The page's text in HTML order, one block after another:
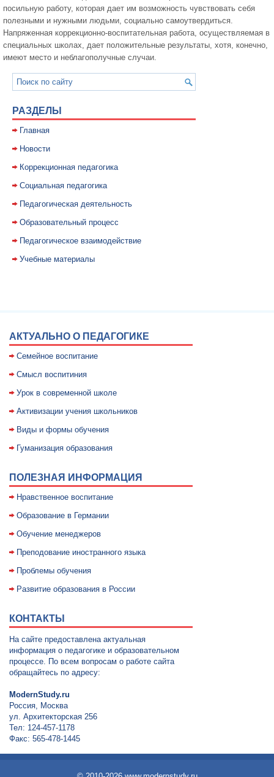
посильную работу, которая дает им возможность чувствовать себя
полезными и нужными людьми, социально самоутвердиться.
Напряженная коррекционно-воспитательная работа, осуществляемая в
специальных школах, дает положительные результаты, хотя, конечно,
имеют место и неблагополучные случаи.
РАЗДЕЛЫ
Главная
Новости
Коррекционная педагогика
Социальная педагогика
Педагогическая деятельность
Образовательный процесс
Педагогическое взаимодействие
Учебные материалы
АКТУАЛЬНО О ПЕДАГОГИКЕ
Семейное воспитание
Смысл воспитиния
Уpок в совpеменной школе
Активизации учения школьников
Виды и формы обучения
Гуманизация образования
ПОЛЕЗНАЯ ИНФОРМАЦИЯ
Нравственное воспитание
Образование в Германии
Обучение менеджеров
Преподование иностранного языка
Проблемы обучения
Развитие образования в России
КОНТАКТЫ
На сайте предоставлена актуальная
информация о педагогике и образовательном
процессе. По всем вопросам о работе сайта
обращайтесь по адресу:
ModernStudy.ru
Россия, Москва
ул. Архитекторская 256
Тел: 124-457-1178
Факс: 565-478-1445